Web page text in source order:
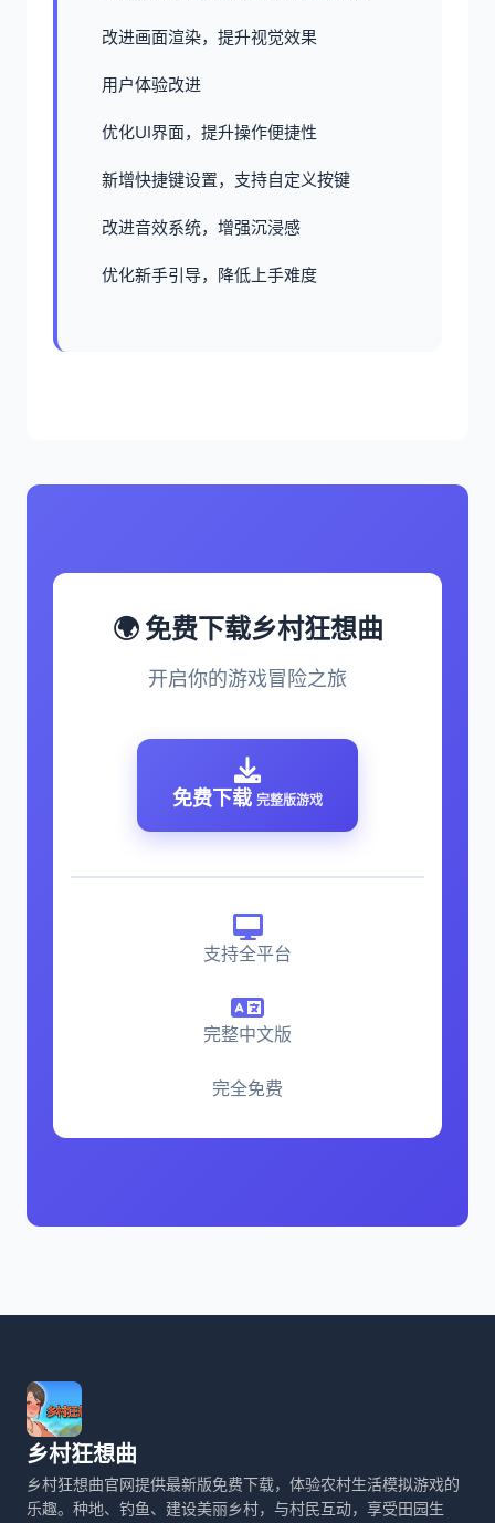
改进画面渲染，提升视觉效果
用户体验改进
优化UI界面，提升操作便捷性
新增快捷键设置，支持自定义按键
改进音效系统，增强沉浸感
优化新手引导，降低上手难度
🌍 免费下载乡村狂想曲
开启你的游戏冒险之旅
免费下载 完整版游戏
支持全平台
完整中文版
完全免费
乡村狂想曲
乡村狂想曲官网提供最新版免费下载，体验农村生活模拟游戏的
乐趣。种地、钓鱼、建设美丽乡村，与村民互动，享受田园生